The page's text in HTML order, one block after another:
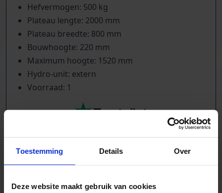
Toestemming Details Over
Deze website maakt gebruik van cookies
Hefvermogen: 500 kg
Plateau lengte: 2000 mm
Plateau breedte: 800 mm
Bouwhoogte: 220 mm
Maximum hoogte: 1520 mm
Hydro-unit: extern
Voorraad: 1
TrustScore5.0|213
Hefcapaciteit tot 10000 kg